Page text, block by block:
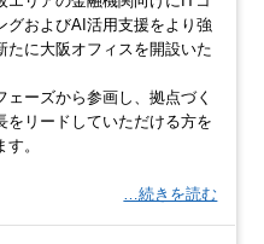
グおよびAI活用支援をより強
たに大阪オフィスを開設いた
ェーズから参画し、拠点づく
をリードしていただける方を
。
…続きを読む